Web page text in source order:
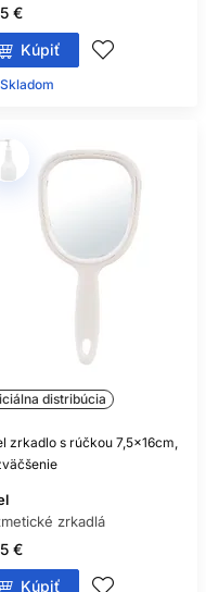
€
Kúpiť
Skladom ㅤ
distribúcia
zrkadlo s rúčkou 7,5x16cm,
zrkadlá
€
Kúpiť